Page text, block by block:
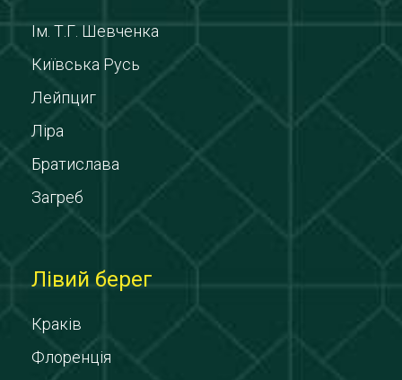
Ім. Т.Г. Шевченка
Київська Русь
Лейпциг
Ліра
Братислава
Загреб
Лівий берег
Краків
Флоренція